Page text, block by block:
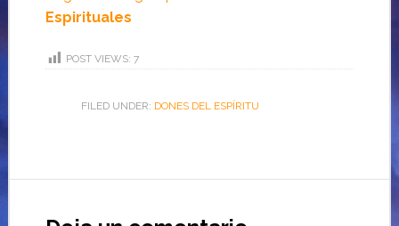
Espirituales
POST VIEWS: 7
FILED UNDER: DONES DEL ESPÍRITU